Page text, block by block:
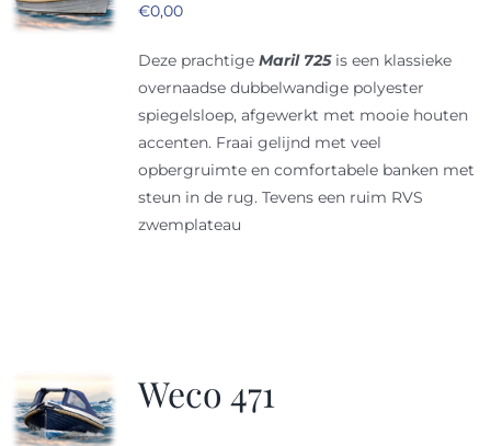
€0,00
Deze prachtige Maril 725is een klassieke
overnaadse dubbelwandige polyester
spiegelsloep, afgewerkt met mooie houten
accenten. Fraai gelijnd met veel
opbergruimte en comfortabele banken met
steun in de rug. Tevens een ruim RVS
zwemplateau
Weco 471